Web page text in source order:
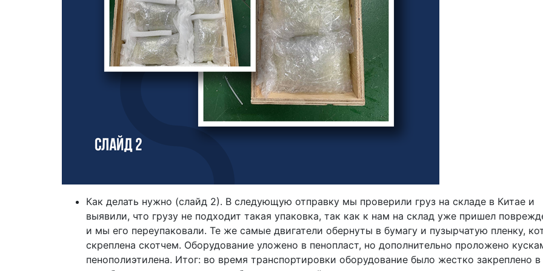
Как делать нужно (слайд 2). В следующую отправку мы проверили груз на складе в Китае и
выявили, что грузу не подходит такая упаковка, так как к нам на склад уже пришел
и мы его переупаковали. Те же самые двигатели обернуты в бумагу и пузырчатую пленку,
скреплена скотчем. Оборудование уложено в пенопласт, но дополнительно проложено
пенополиэтилена. Итог: во время транспортировки оборудование было жестко закреплено в